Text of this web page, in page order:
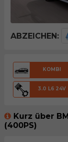
ABZEICHEN:
KOMBI
3.0 L6 24V
Kurz über
(400PS)